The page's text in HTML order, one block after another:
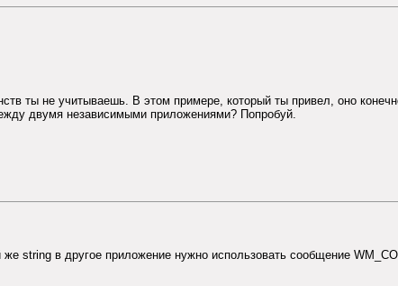
ты не учитываешь. В этом примере, который ты привел, оно
двумя независимыми приложениями? Попробуй.
string в другое приложение нужно использовать сообщение